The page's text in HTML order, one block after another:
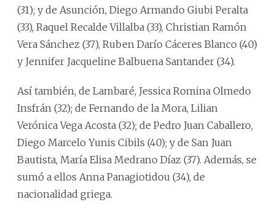
(31); y de Asunción, Diego Armando Giubi Peralta
(33), Raquel Recalde Villalba (33), Christian Ramón
Vera Sánchez (37), Ruben Darío Cáceres Blanco (40)
y Jennifer Jacqueline Balbuena Santander (34).
Así también, de Lambaré, Jessica Romina Olmedo
Insfrán (32); de Fernando de la Mora, Lilian
Verónica Vega Acosta (32); de Pedro Juan Caballero,
Diego Marcelo Yunis Cibils (40); y de San Juan
Bautista, María Elisa Medrano Díaz (37). Además, se
sumó a ellos Anna Panagiotidou (34), de
nacionalidad griega.